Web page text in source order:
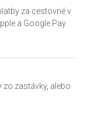
za cestovné v
a Google Pay
zastávky, alebo